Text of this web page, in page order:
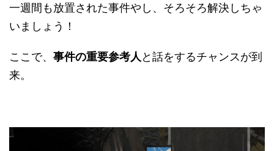
一週間も放置された事件やし、そろそろ解決しちゃ
いましょう！
ここで、 事件の重要参考人 と話をするチャンスが到
来。